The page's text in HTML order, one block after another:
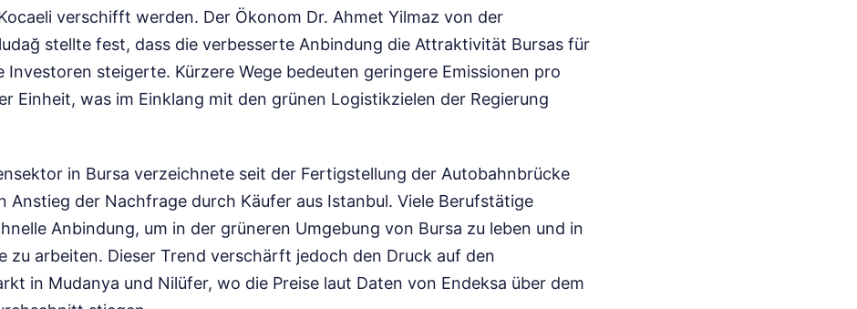
verschifft werden. Der Ökonom Dr. Ahmet Yilmaz von der
stellte fest, dass die verbesserte Anbindung die Attraktivität Bursas für
Investoren steigerte. Kürzere Wege bedeuten geringere Emissionen pro
Einheit, was im Einklang mit den grünen Logistikzielen der Regierung
in Bursa verzeichnete seit der Fertigstellung der Autobahnbrücke
Anstieg der Nachfrage durch Käufer aus Istanbul. Viele Berufstätige
Anbindung, um in der grüneren Umgebung von Bursa zu leben und in
zu arbeiten. Dieser Trend verschärft jedoch den Druck auf den
in Mudanya und Nilüfer, wo die Preise laut Daten von Endeksa über dem